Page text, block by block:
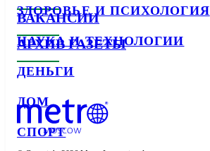
ЗДОРОВЬЕ И ПСИХОЛОГИЯ
НАУКА И ТЕХНОЛОГИИ
ДЕНЬГИ
ДОМ
СПОРТ
ВАКАНСИИ
АРХИВ ГАЗЕТЫ